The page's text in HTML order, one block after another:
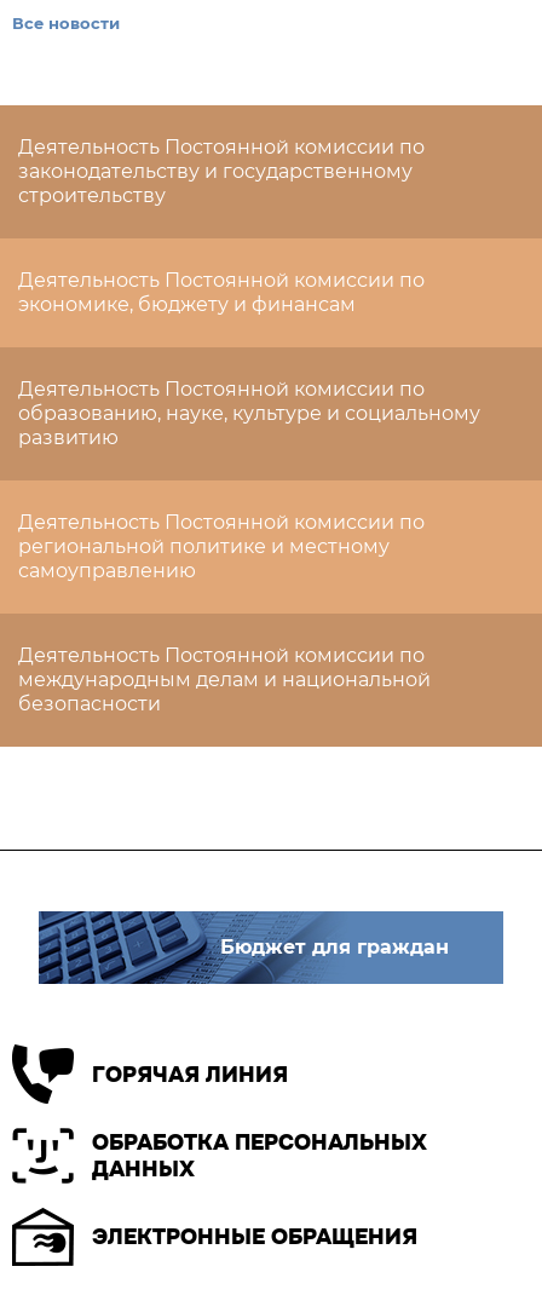
Все новости
Деятельность Постоянной комиссии по
законодательству и государственному
строительству
Деятельность Постоянной комиссии по
экономике, бюджету и финансам
Деятельность Постоянной комиссии по
образованию, науке, культуре и социальному
развитию
Деятельность Постоянной комиссии по
региональной политике и местному
самоуправлению
Деятельность Постоянной комиссии по
международным делам и национальной
безопасности
Бюджет для граждан
ГОРЯЧАЯ ЛИНИЯ
ОБРАБОТКА ПЕРСОНАЛЬНЫХ
ДАННЫХ
ЭЛЕКТРОННЫЕ ОБРАЩЕНИЯ